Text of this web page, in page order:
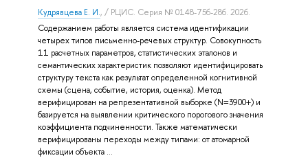
Кудрявцева Е. И., / РЦИС. Серия № 0148-756-286. 2026.
Содержанием работы является система идентификации
четырех типов письменно-речевых структур. Совокупность
11 расчетных параметров, статистических эталонов и
семантических характеристик позволяют идентифицировать
структуру текста как результат определенной когнитивной
схемы (сцена, событие, история, оценка). Метод
верифицирован на репрезентативной выборке (N=3900+) и
базируется на выявлении критического порогового значения
коэффициента подчиненности. Также математически
верифицированы переходы между типами: от атомарной
фиксации объекта ...